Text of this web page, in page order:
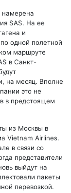
намерена
SAS. На ее
и
одной полетной
маршруте
в Санкт-
на месяц. Вполне
это не
в предстоящем
из Москвы в
Vietnam Airlines.
в связи со
представители
выйдут на
пакеты
перевозкой.